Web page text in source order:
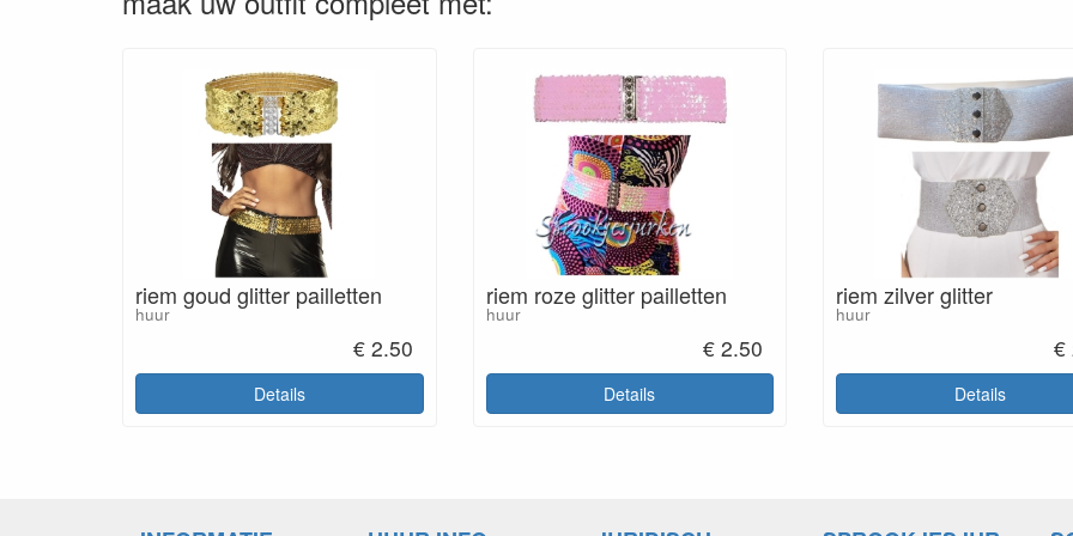
riem goud glitter pailletten
huur
€ 2.50
Details
riem roze glitter pailletten
huur
€ 2.50
Details
riem zilver glitter
huur
€
Details